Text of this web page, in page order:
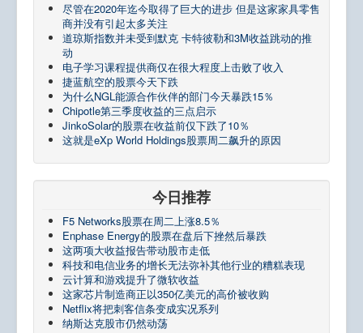
尽管在2020年迄今取得了巨大的进步 但是这家家具零售
商并没有引起太多关注
道琼斯指数并未受到默克 卡特彼勒和3M收益跳动的推
动
电子学习课程提供商仅在很大程度上击败了收入
捷蓝航空的股​​票今天下跌
为什么NGL能源合作伙伴的部门今天暴跌15％
Chipotle第三季度收益的三点启示
JinkoSolar的股票在收益前仅下跌了10％
这就是eXp World Holdings股票周二飙升的原因
今日推荐
F5 Networks股票在周二上涨8.5％
Enphase Energy的股票在盘后下挫然后暴跌
这两项大收益报告带动股市走低
科技和电信业务的增长无法弥补其他行业的糟糕表现
云计算和游戏提升了微软收益
这家芯片制造商正以350亿美元的高价被收购
Netflix将把刺客信条变成实况系列
纳斯达克股市仍然动荡